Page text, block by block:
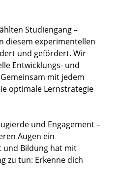
Studiengang –
diesem experimentellen
und gefördert. Wir
Entwicklungs- und
mit jedem
optimale Lernstrategie
und Engagement –
Augen ein
und Bildung hat mit
zu tun: Erkenne dich